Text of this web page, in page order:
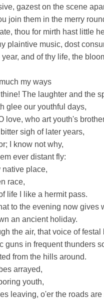
gazest on the scene
join them in the merry
thou for mirth hast little
plaintive music, dost
year, and of thy life, the
my ways
The laughter and the
glee our youthful days,
love, who art youth's
sigh of later years,
I know not why,
ever distant fly:
native place,
race,
life I like a hermit pass.
to the evening now gives
an ancient holiday.
the air, that voice of festal
guns in frequent thunders
from the hills around.
arrayed,
youth,
leaving, o'er the roads are